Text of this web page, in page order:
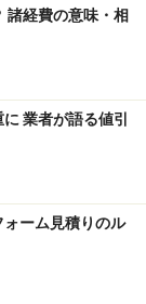
諸経費の意味・相
業者が語る値引
ーム見積りのル